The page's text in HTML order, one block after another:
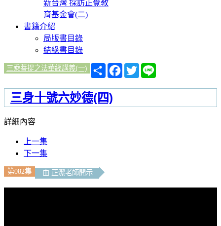
新台灣 採訪正覺教
育基金會(二)
書籍介紹
局版書目錄
結緣書目錄
三乘菩提之法華經講義(一)
分
享
Facebook
Twitter
三身十號六妙德(四)
詳細內容
上一集
下一集
第082集 由 正潔老師開示